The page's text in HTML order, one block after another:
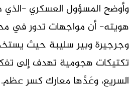
وأوضح المسؤول العسكري -
هويته- أن مواجهات تدور في
وجرجيرة وبير سليبة حيث
تكتيكات هجومية تهدف إلى
السريع، وعَدَّها معارك كسر عظم.